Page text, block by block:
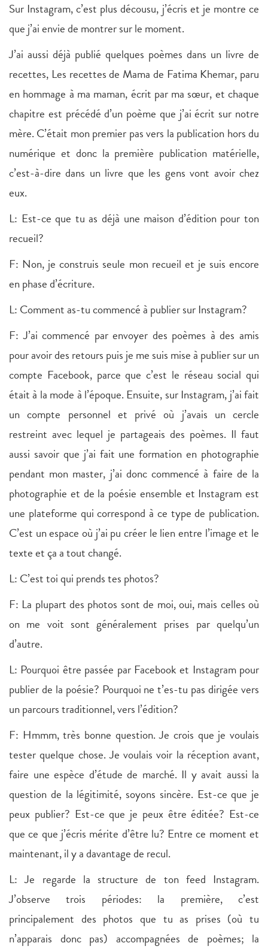
Sur Instagram, c’est plus décousu, j’écris et je montre ce
que j’ai envie de montrer sur le moment.
J’ai aussi déjà publié quelques poèmes dans un livre de
recettes, Les recettes de Mama de Fatima Khemar, paru
en hommage à ma maman, écrit par ma sœur, et chaque
chapitre est précédé d’un poème que j’ai écrit sur notre
mère. C’était mon premier pas vers la publication hors du
numérique et donc la première publication matérielle,
c’est-à-dire dans un livre que les gens vont avoir chez
eux.
L: Est-ce que tu as déjà une maison d’édition pour ton
recueil?
F: Non, je construis seule mon recueil et je suis encore
en phase d’écriture.
L: Comment as-tu commencé à publier sur Instagram?
F: J’ai commencé par envoyer des poèmes à des amis
pour avoir des retours puis je me suis mise à publier sur un
compte Facebook, parce que c’est le réseau social qui
était à la mode à l’époque. Ensuite, sur Instagram, j’ai fait
un compte personnel et privé où j’avais un cercle
restreint avec lequel je partageais des poèmes. Il faut
aussi savoir que j’ai fait une formation en photographie
pendant mon master, j’ai donc commencé à faire de la
photographie et de la poésie ensemble et Instagram est
une plateforme qui correspond à ce type de publication.
C’est un espace où j’ai pu créer le lien entre l’image et le
texte et ça a tout changé.
L: C’est toi qui prends tes photos?
F: La plupart des photos sont de moi, oui, mais celles où
on me voit sont généralement prises par quelqu’un
d’autre.
L: Pourquoi être passée par Facebook et Instagram pour
publier de la poésie? Pourquoi ne t’es-tu pas dirigée vers
un parcours traditionnel, vers l’édition?
F: Hmmm, très bonne question. Je crois que je voulais
tester quelque chose. Je voulais voir la réception avant,
faire une espèce d’étude de marché. Il y avait aussi la
question de la légitimité, soyons sincère. Est-ce que je
peux publier? Est-ce que je peux être éditée? Est-ce
que ce que j’écris mérite d’être lu? Entre ce moment et
maintenant, il y a davantage de recul.
L: Je regarde la structure de ton feed Instagram.
J’observe trois périodes: la première, c’est
principalement des photos que tu as prises (où tu
n’apparais donc pas) accompagnées de poèmes; la